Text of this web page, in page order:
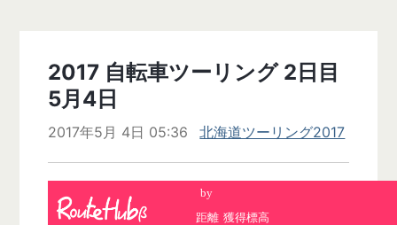
2017 自転車ツーリング 2日目
5月4日
2017年5月 4日 05:36 北海道ツーリング2017